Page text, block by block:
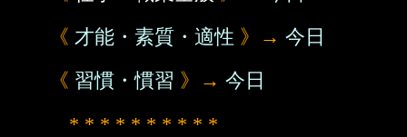
《 才能・素質・適性 》→ 今日
《 習慣・慣習 》→ 今日
* * * * * * * * * *